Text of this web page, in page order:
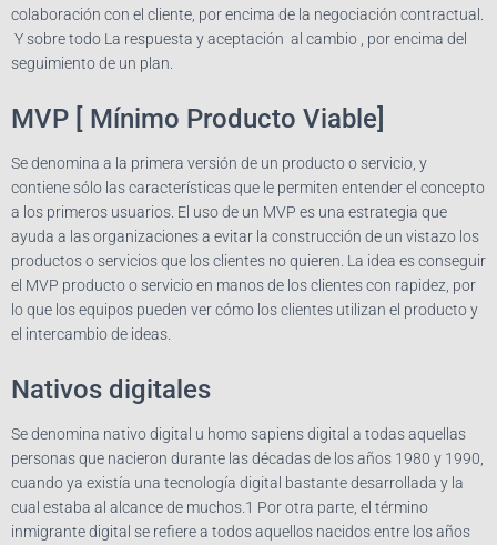
colaboración con el cliente, por encima de la negociación contractual.
Y sobre todo La respuesta y aceptación al cambio , por encima del
seguimiento de un plan.
MVP [ Mínimo Producto Viable]
Se denomina a la primera versión de un producto o servicio, y
contiene sólo las características que le permiten entender el concepto
a los primeros usuarios. El uso de un MVP es una estrategia que
ayuda a las organizaciones a evitar la construcción de un vistazo los
productos o servicios que los clientes no quieren. La idea es conseguir
el MVP producto o servicio en manos de los clientes con rapidez, por
lo que los equipos pueden ver cómo los clientes utilizan el producto y
el intercambio de ideas.
Nativos digitales
Se denomina nativo digital u homo sapiens digital a todas aquellas
personas que nacieron durante las décadas de los años 1980 y 1990,
cuando ya existía una tecnología digital bastante desarrollada y la
cual estaba al alcance de muchos.1 Por otra parte, el término
inmigrante digital se refiere a todos aquellos nacidos entre los años